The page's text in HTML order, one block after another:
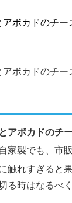
ボカドのチー
ボカドのチー
アボカドのチ
家製でも、市
触れすぎると
る時はなるべ